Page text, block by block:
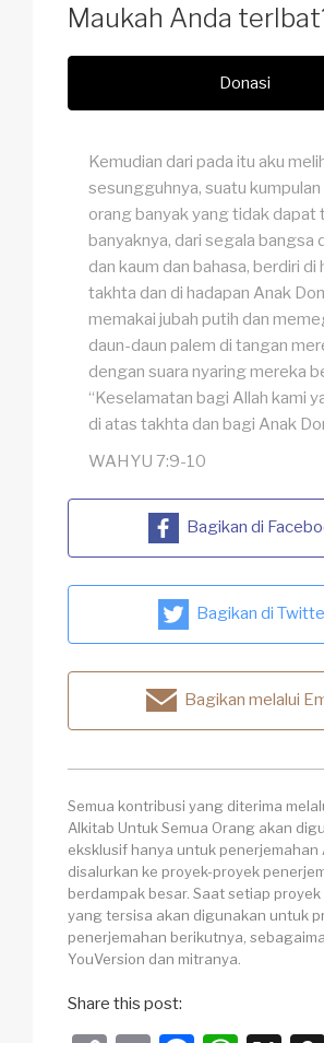
Maukah Anda
Donasi
Kemudian dari pada itu aku
sesungguhnya, suatu
orang banyak yang tidak dapat
banyaknya, dari segala bangsa
dan kaum dan bahasa, berdiri di
takhta dan di hadapan Anak
memakai jubah putih dan
daun-daun palem di tangan
dengan suara nyaring mereka
“Keselamatan bagi Allah kami
di atas takhta dan bagi Anak
WAHYU 7:9-10
Bagikan di
Bagikan di
Bagikan melalui
Semua kontribusi yang diterima
Alkitab Untuk Semua Orang akan
eksklusif hanya untuk penerjemahan
disalurkan ke proyek-proyek
berdampak besar. Saat setiap
yang tersisa akan digunakan untuk
penerjemahan berikutnya,
YouVersion dan mitranya.
Share this post: